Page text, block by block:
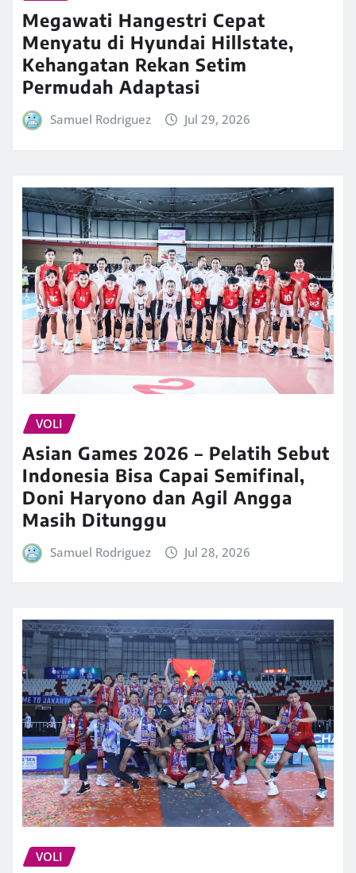
Megawati Hangestri Cepat
Menyatu di Hyundai Hillstate,
Kehangatan Rekan Setim
Permudah Adaptasi
Samuel Rodriguez Jul 29, 2026
VOLI
Asian Games 2026 – Pelatih Sebut
Indonesia Bisa Capai Semifinal,
Doni Haryono dan Agil Angga
Masih Ditunggu
Samuel Rodriguez Jul 28, 2026
VOLI